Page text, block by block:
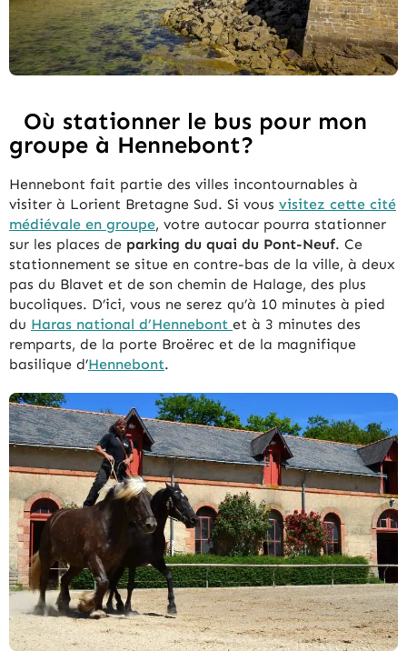
Où stationner le bus pour mon
groupe à Hennebont?
Hennebont fait partie des villes incontournables à
visiter à Lorient Bretagne Sud. Si vous visitez cette cité
médiévale en groupe, votre autocar pourra stationner
sur les places de parking du quai du Pont-Neuf. Ce
stationnement se situe en contre-bas de la ville, à deux
pas du Blavet et de son chemin de Halage, des plus
bucoliques. D’ici, vous ne serez qu’à 10 minutes à pied
du Haras national d’Hennebont et à 3 minutes des
remparts, de la porte Broërec et de la magnifique
basilique d’Hennebont.